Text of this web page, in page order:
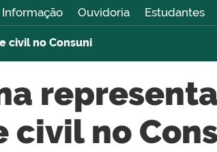
Informação Ouvidoria Estudantes
civil no Consuni
civil no